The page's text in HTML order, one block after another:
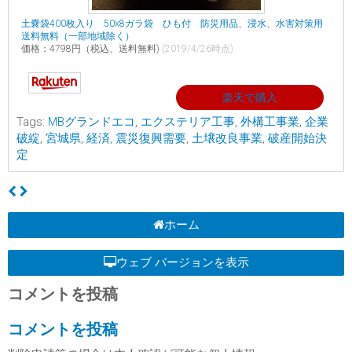
土嚢袋400枚入り 50x8ガラ袋 ひも付 防災用品、浸水、水害対策用
送料無料（一部地域除く）
価格：4798円（税込、送料無料) (2019/4/26時点)
楽天で購入
Tags: MBグランドエコ , エクステリア工事, 外構工事業, 企業
破綻, 宮城県, 経済, 震災復興需要, 土壌改良事業, 破産開始決
定
ホーム
ウェブ バージョンを表示
コメントを投稿
コメントを投稿